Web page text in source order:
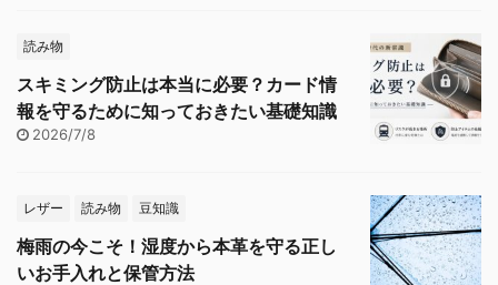
読み物
スキミング防止は本当に必要？カード情
報を守るために知っておきたい基礎知識
2026/7/8
レザー 読み物 豆知識
梅雨の今こそ！湿度から本革を守る正し
いお手入れと保管方法